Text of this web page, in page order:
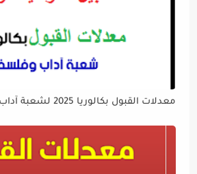
معدلات القبول بكالوريا 2025 لشعبة آداب و فلسفة